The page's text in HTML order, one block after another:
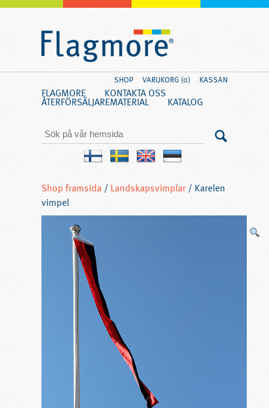
FLAGMORE KONTAKTA OSS
ÅTERFÖRSÄLJAREMATERIAL KATALOG
SHOP VARUKORG (0) KASSAN
Shop framsida / Landskapsvimplar/ Karelen
vimpel